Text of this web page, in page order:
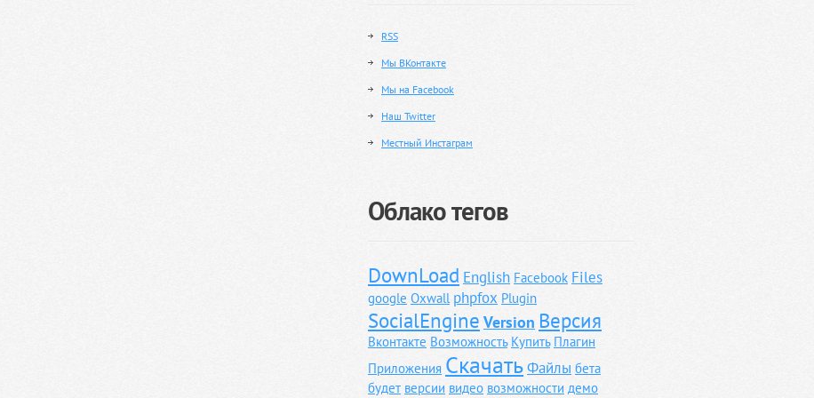
RSS
Мы ВКонтакте
Мы на Facebook
Наш Twitter
Местный Инстаграм
Облако тегов
DownLoad English Facebook Files
google Oxwall phpfox Plugin
SocialEngine Version Версия
Вконтакте Возможность Купить Плагин
Приложения СкачатьФайлы бета
будет версии видео возможности демо